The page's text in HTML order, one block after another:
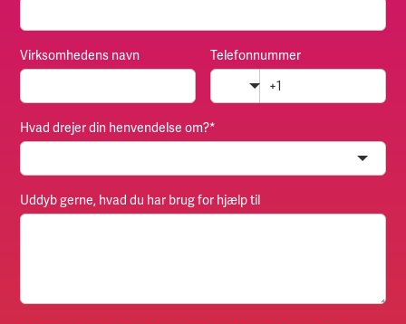
Virksomhedens navn Telefonnummer
Hvad drejer din henvendelse om?*
Uddyb gerne, hvad du har brug for hjælp til